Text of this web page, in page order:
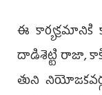
ఈ కార్యక్రమానికి
దాడిశెట్టి రాజా,
తుని